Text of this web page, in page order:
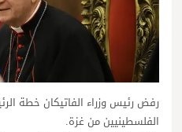
رفض رئيس وزراء الفاتيكان خطة
الفلسطينيين من غزة.